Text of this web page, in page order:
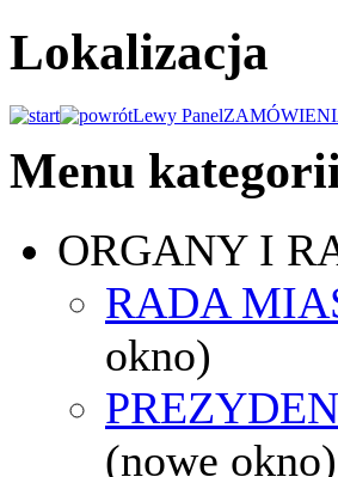
Lokalizacja
Lewy Panel
Menu
ORGANY I
RADA
okno)
(nowe okno)